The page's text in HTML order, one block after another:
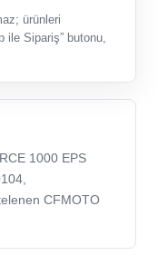
ürünleri
ile Sipariş” butonu,
1000 EPS
CFMOTO